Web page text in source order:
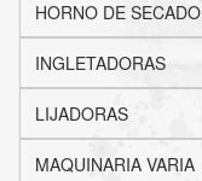
HORNO DE SECADO
INGLETADORAS
LIJADORAS
MAQUINARIA VARIA